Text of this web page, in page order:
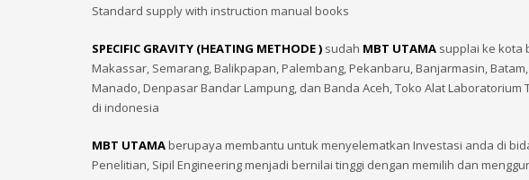
Standard supply with instruction manual books
SPECIFIC GRAVITY (HEATING METHODE ) sudah MBT UTAMA supplai ke kota
Makassar, Semarang, Balikpapan, Palembang, Pekanbaru, Banjarmasin,
Manado, Denpasar Bandar Lampung, dan Banda Aceh, Toko Alat Laboratorium
di indonesia
MBT UTAMAberupaya membantu untuk menyelematkan Investasi anda di
Penelitian, Sipil Engineering menjadi bernilai tinggi dengan memilih dan